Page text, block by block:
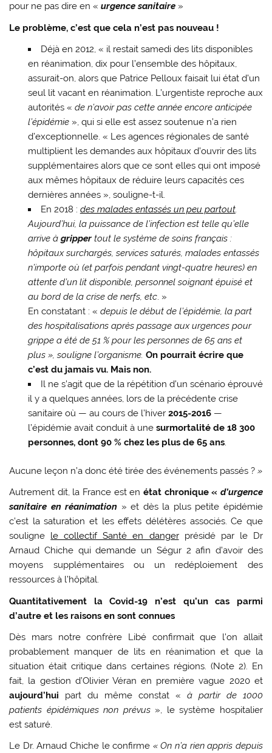
pour ne pas dire en «urgence sanitaire »
Le problème, c’est que cela n’est pas nouveau !
Déjà en 2012, « il restait samedi des lits disponibles
en réanimation, dix pour l’ensemble des hôpitaux,
assurait-on, alors que Patrice Pelloux faisait lui état d’un
seul lit vacant en réanimation. L’urgentiste reproche aux
autorités « de n’avoir pas cette année encore anticipée
l’épidémie», qui si elle est assez soutenue n’a rien
d’exceptionnelle. « Les agences régionales de santé
multiplient les demandes aux hôpitaux d’ouvrir des lits
supplémentaires alors que ce sont elles qui ont imposé
aux mêmes hôpitaux de réduire leurs capacités ces
dernières années », souligne-t-il.
En 2018 : des malades entassés un peu partout.
Aujourd’hui, la puissance de l’infection est telle qu’elle
arrive à grippertout le système de soins français :
hôpitaux surchargés, services saturés, malades entassés
n’importe où (et parfois pendant vingt-quatre heures) en
attente d’un lit disponible, personnel soignant épuisé et
au bord de la crise de nerfs, etc. »
En constatant : « depuis le début de l’épidémie, la part
des hospitalisations après passage aux urgences pour
grippe a été de 51 % pour les personnes de 65 ans et
plus », souligne l’organisme. On pourrait écrire que
c’est du jamais vu. Mais non.
Il ne s’agit que de la répétition d’un scénario éprouvé
il y a quelques années, lors de la précédente crise
sanitaire où — au cours de l’hiver 2015-2016—
l’épidémie avait conduit à une surmortalité de 18 300
personnes, dont 90 % chez les plus de 65 ans.
Aucune leçon n’a donc été tirée des événements passés ? »
Autrement dit, la France est en état chronique « d’urgence
sanitaire en réanimation » et dès la plus petite épidémie
c’est la saturation et les effets délétères associés. Ce que
souligne le collectif Santé en dangerprésidé par le Dr
Arnaud Chiche qui demande un Ségur 2 afin d’avoir des
moyens supplémentaires ou un redéploiement des
ressources à l’hôpital.
Quantitativement la Covid-19 n’est qu’un cas parmi
d’autre et les raisons en sont connues
Dès mars notre confrère Libé confirmait que l’on allait
probablement manquer de lits en réanimation et que la
situation était critique dans certaines régions. (Note 2). En
fait, la gestion d’Olivier Véran en première vague 2020 et
aujourd’hui part du même constat « à partir de 1000
patients épidémiques non prévus », le système hospitalier
est saturé.
Le Dr. Arnaud Chiche le confirme « On n’a rien appris depuis